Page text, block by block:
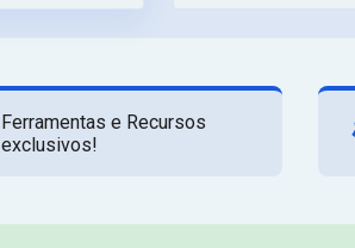
Ferramentas e Recursos
exclusivos!